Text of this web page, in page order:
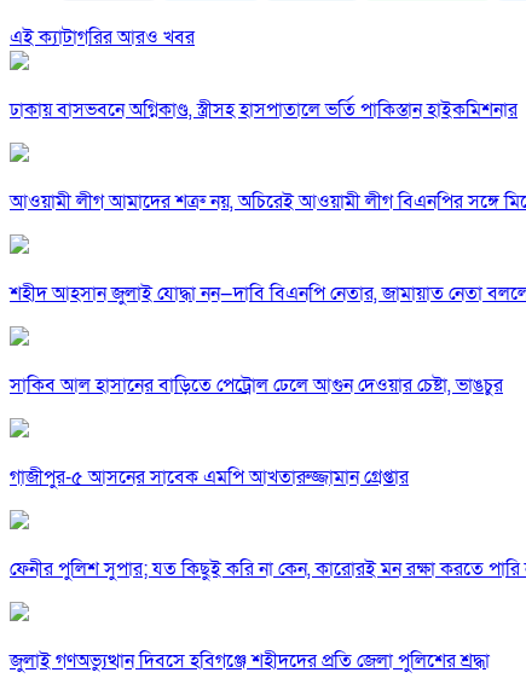
এই ক্যাটাগরির আরও খবর
ঢাকায় বাসভবনে অগ্নিকাণ্ড, স্ত্রীসহ হাসপাতালে ভর্তি পাকিস্তান হাইকমিশনার
আওয়ামী লীগ আমাদের শত্রু নয়, অচিরেই আওয়ামী লীগ বিএনপির সঙ্গে
শহীদ আহসান জুলাই যোদ্ধা নন—দাবি বিএনপি নেতার, জামায়াত নেতা
সাকিব আল হাসানের বাড়িতে পেট্রোল ঢেলে আগুন দেওয়ার চেষ্টা, ভাঙচুর
গাজীপুর-৫ আসনের সাবেক এমপি আখতারুজ্জামান গ্রেপ্তার
ফেনীর পুলিশ সুপার; যত কিছুই করি না কেন, কারোরই মন রক্ষা করতে পারি
জুলাই গণঅভ্যুত্থান দিবসে হবিগঞ্জে শহীদদের প্রতি জেলা পুলিশের শ্রদ্ধা